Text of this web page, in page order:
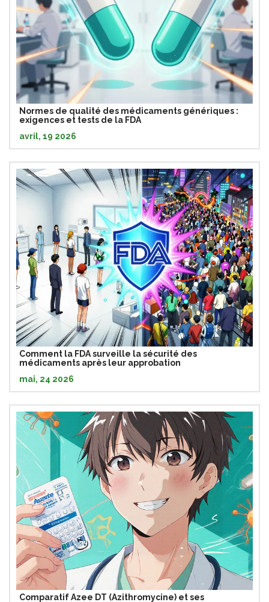
Normes de qualité des médicaments génériques :
exigences et tests de la FDA
avril, 19 2026
Comment la FDA surveille la sécurité des
médicaments après leur approbation
mai, 24 2026
Comparatif Azee DT (Azithromycine) et ses